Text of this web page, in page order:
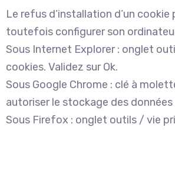
Le refus d’installation d’un
toutefois configurer son
Sous Internet Explorer : onglet
cookies. Validez sur Ok.
Sous Google Chrome : clé à
autoriser le stockage des données
Sous Firefox : onglet outils / vie